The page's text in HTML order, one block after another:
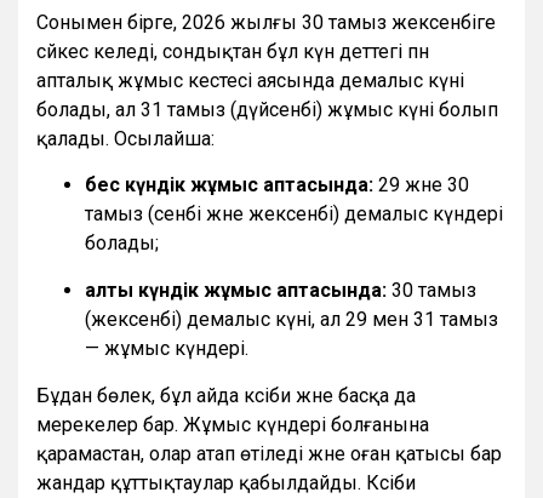
Сонымен бірге, 2026 жылғы 30 тамыз жексенбіге
сәйкес келеді, сондықтан бұл күн әдеттегі пән
апталық жұмыс кестесі аясында демалыс күні
болады, ал 31 тамыз (дүйсенбі) жұмыс күні болып
қалады. Осылайша:
бес күндік жұмыс аптасында: 29 және 30
тамыз (сенбі және жексенбі) демалыс күндері
болады;
алты күндік жұмыс аптасында: 30 тамыз
(жексенбі) демалыс күні, ал 29 мен 31 тамыз
— жұмыс күндері.
Бұдан бөлек, бұл айда кәсіби және басқа да
мерекелер бар. Жұмыс күндері болғанына
қарамастан, олар атап өтіледі және оған қатысы бар
жандар құттықтаулар қабылдайды. Кәсіби